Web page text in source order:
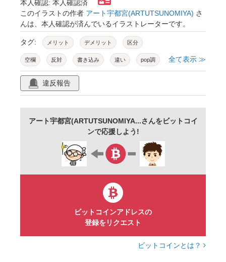
本人確認: 本人確認済
このイラストの作者 アート宇都宮(ARTUTSUNOMIYA) さ
んは、本人確認が済んでいるイラストレーターです。
タグ: メリット デメリット 区分
空欄 反対 書き込み 違い pop調
手描き 素材
全て表示 ≫
違反報告
アート宇都宮(ARTUTSUNOMIYA...さんをビットコイ
ンで応援しよう!
ビットコインアドレスの
登録をリクエスト
ビットコインとは？